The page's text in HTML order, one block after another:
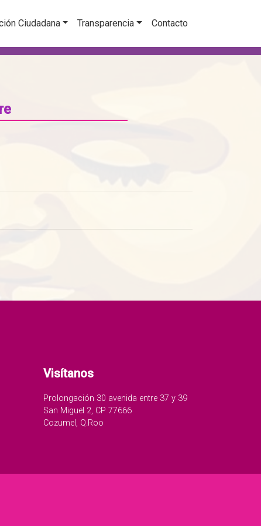
Ciudadana Transparencia Contacto
Visítanos
Prolongación 30 avenida entre 37 y 39
San Miguel 2, CP 77666
Cozumel, Q.Roo